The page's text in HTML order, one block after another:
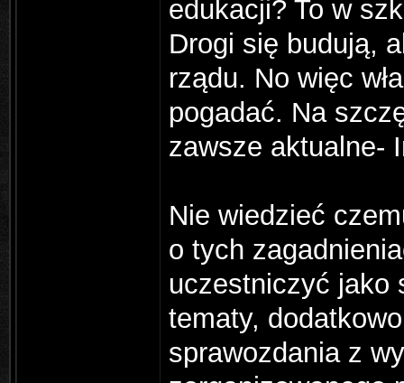
edukacji? To w
Drogi się budują,
rządu. No więc
pogadać. Na
zawsze aktualne-
Nie wiedzieć
o tych
uczestniczyć jako
tematy,
sprawozdania z